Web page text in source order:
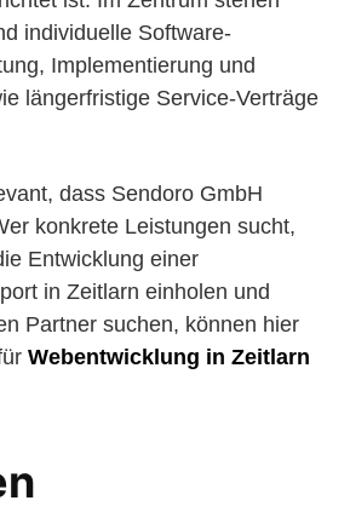
individuelle Software-
Implementierung und
längerfristige Service-Verträge
dass Sendoro GmbH
konkrete Leistungen sucht,
Entwicklung einer
in Zeitlarn einholen und
Partner suchen, können hier
Webentwicklung in Zeitlarn